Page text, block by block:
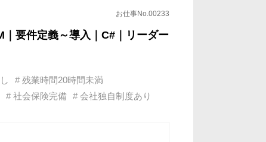
お仕事No.00233
｜要件定義～導入｜C#｜リーダー
# 残業時間20時間未満
# 社会保険完備 # 会社独自制度あり